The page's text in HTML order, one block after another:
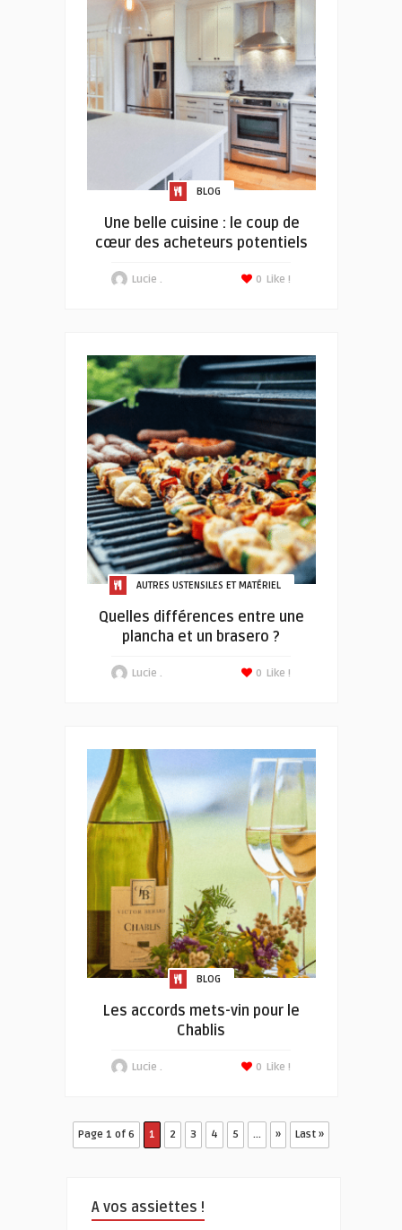
BLOG
Une belle cuisine : le coup de
cœur des acheteurs potentiels
Lucie . Like !
0
AUTRES USTENSILES ET MATÉRIEL
Quelles différences entre une
plancha et un brasero ?
Lucie . Like !
0
BLOG
Les accords mets-vin pour le
Chablis
Lucie . Like !
0
Page 1 of 6 1 2 3 4 5 ... » Last »
A vos assiettes !